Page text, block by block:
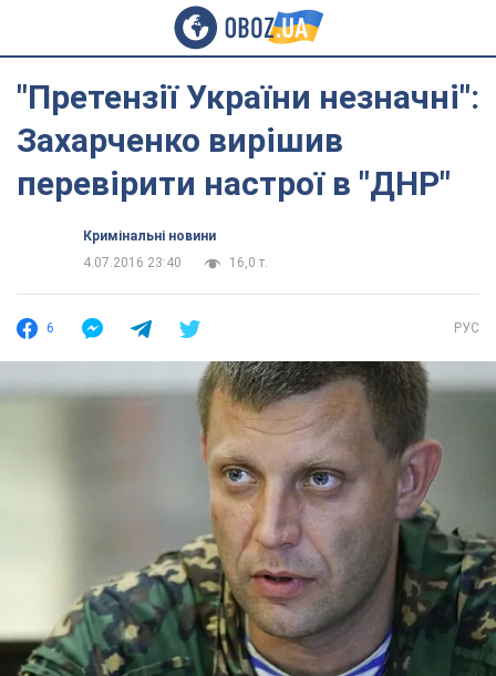
"Претензії України незначні":
Захарченко вирішив
перевірити настрої в "ДНР"
Кримінальні новини
4.07.2016 23:40
16,0 т.
6 РУС